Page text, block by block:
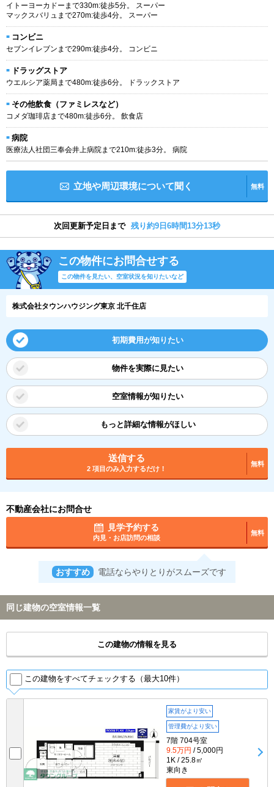
イトーヨーカドーまで330m:徒歩5分。 スーパー
マックスバリュまで270m:徒歩4分。 スーパー
コンビニ
セブンイレブンまで290m:徒歩4分。 コンビニ
ドラッグストア
ウエルシア薬局まで480m:徒歩6分。 ドラックストア
その他飲食（ファミレスなど）
コメダ珈琲店まで480m:徒歩6分。 飲食店
病院
医療法人社団三奉会井上病院まで210m:徒歩3分。 病院
立地や周辺環境について聞く 無料
次回更新予定日まで 残り約9日6時間13分13秒
この物件にお問合せする
この物件を見たい、空室状況を知りたいなど
株式会社タウンハウジング東京 北千住店
初期費用が知りたい
物件を実際に見たい
空室情報が知りたい
もっと詳細な情報がほしい
送信する
2 項目のみ入力するだけ！
無料
不動産会社にお問合せ
見学予約する
内見・お店訪問の相談
無料
おすすめ 電話ならやりとりがスムーズです
同じ建物の空室情報一覧
この建物の情報を見る
この建物をすべてチェックする（最大10件）
家賃がより安い
管理費がより安い
7階 704号室
9.5万円 / 5,000円
1K / 25.8㎡
東向き